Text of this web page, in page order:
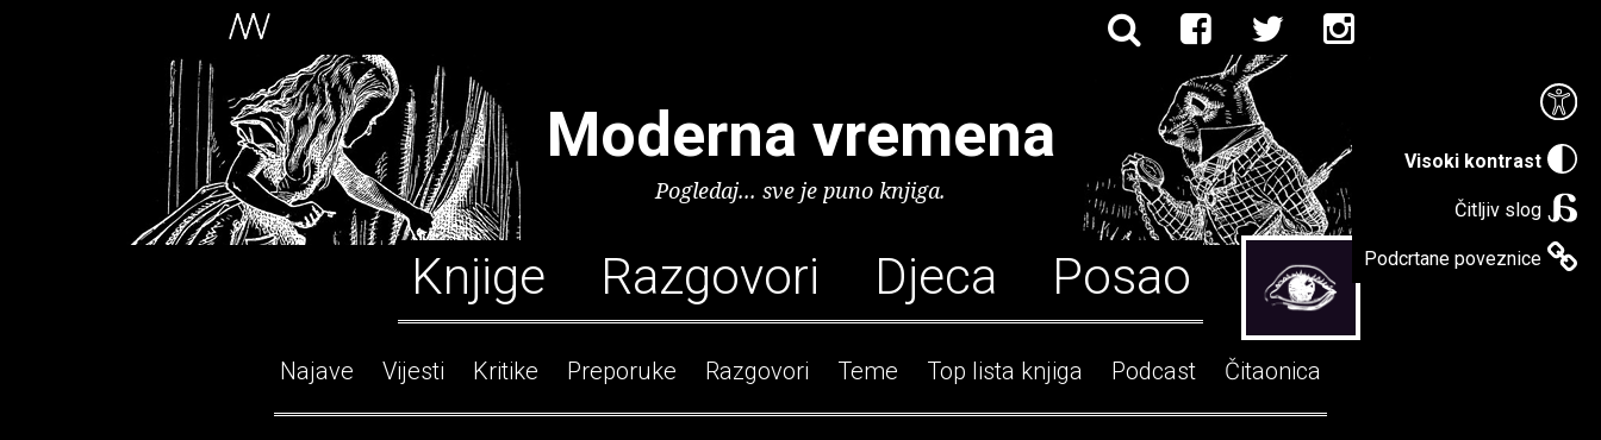
Visoki kontrast
Čitljiv slog
Podcrtane poveznice
Moderna vremena
Pogledaj... sve je puno knjiga.
Knjige Razgovori Djeca Posao
Najave Vijesti Kritike Preporuke Razgovori Teme Top lista knjiga Podcast Čitaonica